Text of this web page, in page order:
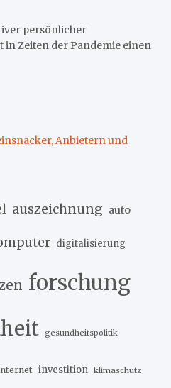
persönlicher
in Zeiten der Pandemie einen
Anbietern und
auszeichnung auto
digitalisierung
forschung
gesundheitspolitik
investition klimaschutz